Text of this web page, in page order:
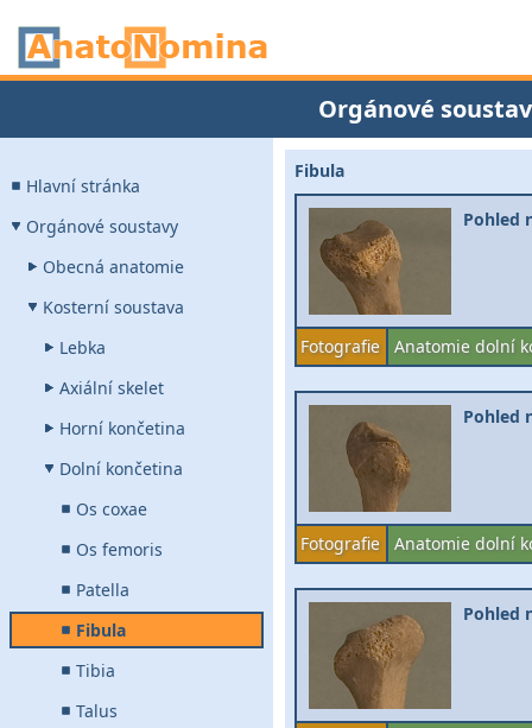
Orgánové
Hlavní stránka
Orgánové soustavy
Obecná anatomie
Kosterní soustava
Lebka
Axiální skelet
Horní končetina
Dolní končetina
Os coxae
Os femoris
Patella
Fibula
Tibia
Talus
Fibula
Pohled
Fotografie Anatomie dolní
Pohled
Fotografie Anatomie dolní
Pohled